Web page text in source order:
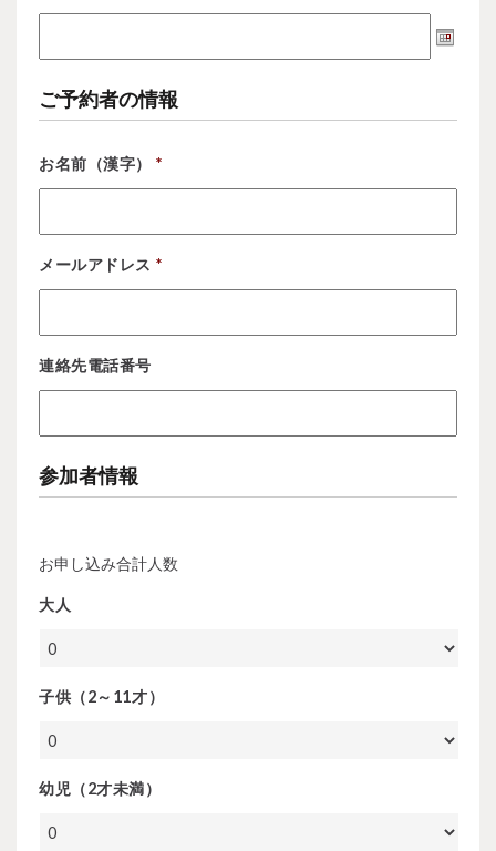
ご予約者の情報
お名前（漢字） *
メールアドレス *
連絡先電話番号
参加者情報
お申し込み合計人数
大人
子供（2～11才）
幼児（2才未満）